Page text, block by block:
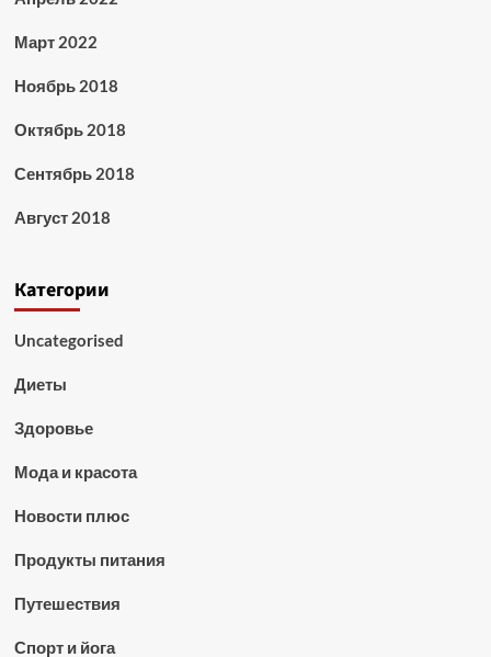
Март 2022
Ноябрь 2018
Октябрь 2018
Сентябрь 2018
Август 2018
Категории
Uncategorised
Диеты
Здоровье
Мода и красота
Новости плюс
Продукты питания
Путешествия
Спорт и йога